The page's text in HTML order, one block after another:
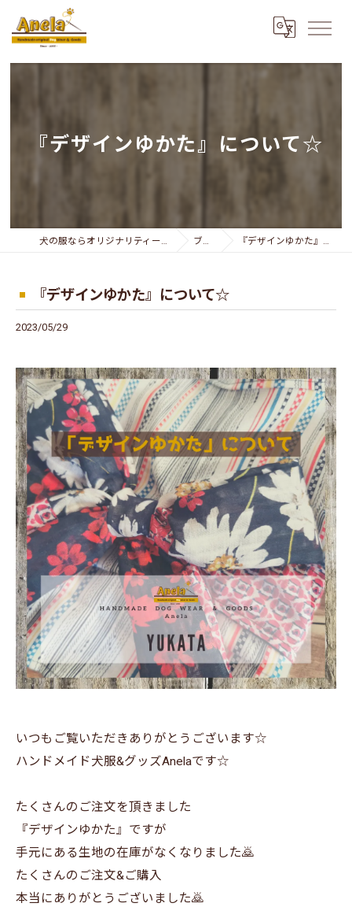
『デザインゆかた』について☆
犬の服ならオリジナリティー溢れるAnela ブログ 『デザインゆかた』について☆
『デザインゆかた』について☆
2023/05/29
いつもご覧いただきありがとうございます☆
ハンドメイド犬服&グッズAnelaです☆
たくさんのご注文を頂きました
『デザインゆかた』ですが
手元にある生地の在庫がなくなりました🙇
たくさんのご注文&ご購入
本当にありがとうございました🙇